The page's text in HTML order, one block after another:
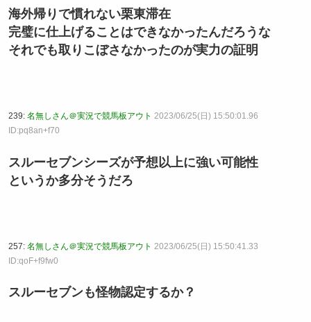
海外帰りで慣れない栗東滞在
完璧に仕上げることはできなかったんだろうな
それでも取りこぼさなかったのが実力の証明
239: 名無しさん＠実況で競馬板アウト 2023/06/25(日) 15:50:01.96
ID:pq8an+f70
スルーセブンシーズが予想以上に強い可能性
というか多分そうだろ
257: 名無しさん＠実況で競馬板アウト 2023/06/25(日) 15:50:41.33
ID:qoF+f9fw0
スルーセブンも怪物認定するか？